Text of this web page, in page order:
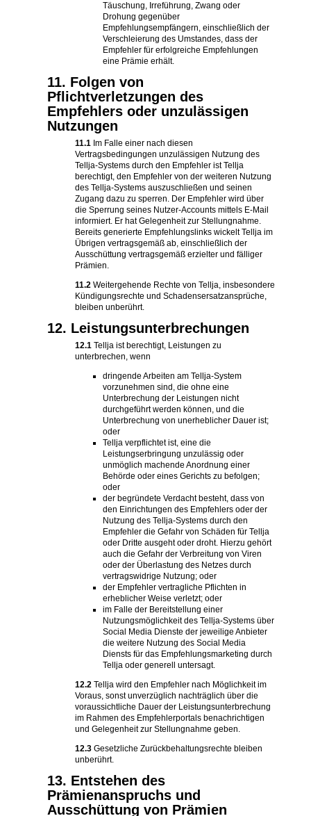
Täuschung, Irreführung, Zwang oder
Drohung gegenüber
Empfehlungsempfängern, einschließlich der
Verschleierung des Umstandes, dass der
Empfehler für erfolgreiche Empfehlungen
eine Prämie erhält.
11. Folgen von
Pflichtverletzungen des
Empfehlers oder unzulässigen
Nutzungen
11.1 Im Falle einer nach diesen
Vertragsbedingungen unzulässigen Nutzung des
Tellja-Systems durch den Empfehler ist Tellja
berechtigt, den Empfehler von der weiteren Nutzung
des Tellja-Systems auszuschließen und seinen
Zugang dazu zu sperren. Der Empfehler wird über
die Sperrung seines Nutzer-Accounts mittels E-Mail
informiert. Er hat Gelegenheit zur Stellungnahme.
Bereits generierte Empfehlungslinks wickelt Tellja im
Übrigen vertragsgemäß ab, einschließlich der
Ausschüttung vertragsgemäß erzielter und fälliger
Prämien.
11.2 Weitergehende Rechte von Tellja, insbesondere
Kündigungsrechte und Schadensersatzansprüche,
bleiben unberührt.
12. Leistungsunterbrechungen
12.1 Tellja ist berechtigt, Leistungen zu
unterbrechen, wenn
dringende Arbeiten am Tellja-System
vorzunehmen sind, die ohne eine
Unterbrechung der Leistungen nicht
durchgeführt werden können, und die
Unterbrechung von unerheblicher Dauer ist;
oder
Tellja verpflichtet ist, eine die
Leistungserbringung unzulässig oder
unmöglich machende Anordnung einer
Behörde oder eines Gerichts zu befolgen;
oder
der begründete Verdacht besteht, dass von
den Einrichtungen des Empfehlers oder der
Nutzung des Tellja-Systems durch den
Empfehler die Gefahr von Schäden für Tellja
oder Dritte ausgeht oder droht. Hierzu gehört
auch die Gefahr der Verbreitung von Viren
oder der Überlastung des Netzes durch
vertragswidrige Nutzung; oder
der Empfehler vertragliche Pflichten in
erheblicher Weise verletzt; oder
im Falle der Bereitstellung einer
Nutzungsmöglichkeit des Tellja-Systems über
Social Media Dienste der jeweilige Anbieter
die weitere Nutzung des Social Media
Diensts für das Empfehlungsmarketing durch
Tellja oder generell untersagt.
12.2 Tellja wird den Empfehler nach Möglichkeit im
Voraus, sonst unverzüglich nachträglich über die
voraussichtliche Dauer der Leistungsunterbrechung
im Rahmen des Empfehlerportals benachrichtigen
und Gelegenheit zur Stellungnahme geben.
12.3 Gesetzliche Zurückbehaltungsrechte bleiben
unberührt.
13. Entstehen des
Prämienanspruchs und
Ausschüttung von Prämien